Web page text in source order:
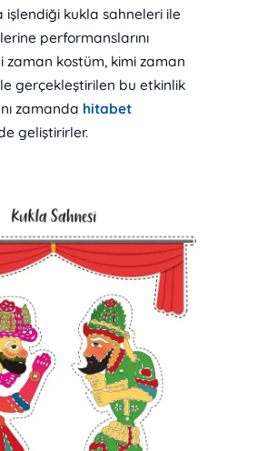
kukla sahneleri ile
performanslarını
zaman kostüm, kimi zaman
gerçekleştirilen bu etkinlik
zamanda hitabet
geliştirirler.